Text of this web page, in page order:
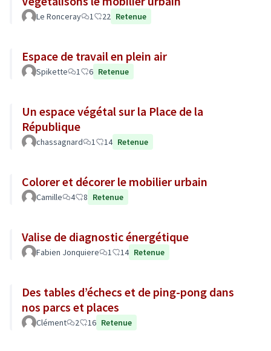
Le Ronceray 1 22 Retenue
Espace de travail en plein air
Spikette 1 6 Retenue
Un espace végétal sur la Place de la
République
chassagnard 1 14 Retenue
Colorer et décorer le mobilier urbain
Camille 4 8 Retenue
Valise de diagnostic énergétique
Fabien Jonquiere 1 14 Retenue
Des tables d’échecs et de ping-pong dans
nos parcs et places
Clément 2 16 Retenue